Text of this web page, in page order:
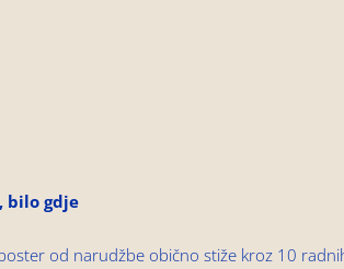
bilo gdje
od narudžbe obično stiže kroz 10